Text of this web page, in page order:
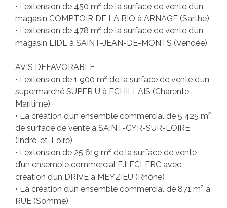
• L’extension de 450 m² de la surface de vente d’un
magasin COMPTOIR DE LA BIO à ARNAGE (Sarthe)
• L’extension de 478 m² de la surface de vente d’un
magasin LIDL à SAINT-JEAN-DE-MONTS (Vendée)
AVIS DEFAVORABLE
• L’extension de 1 900 m² de la surface de vente d’un
supermarché SUPER U à ECHILLAIS (Charente-
Maritime)
• La création d’un ensemble commercial de 5 425 m²
de surface de vente à SAINT-CYR-SUR-LOIRE
(Indre-et-Loire)
• L’extension de 25 619 m² de la surface de vente
d’un ensemble commercial E.LECLERC avec
création d’un DRIVE à MEYZIEU (Rhône)
• La création d’un ensemble commercial de 871 m² à
RUE (Somme)